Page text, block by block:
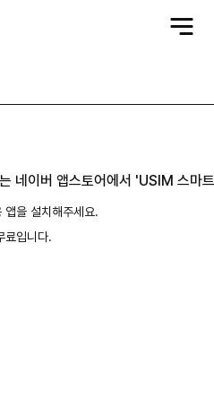
전
체
네이버 앱스토어에서 'USIM 스마
앱을 설치해주세요.
료입니다.